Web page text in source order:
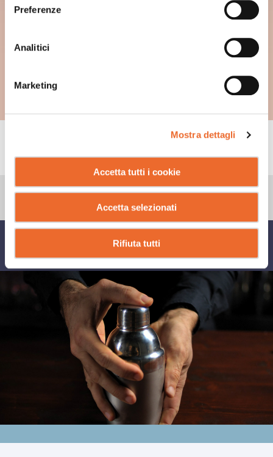
Preferenze
Analitici
Marketing
Mostra dettagli
Accetta tutti i cookie
Accetta selezionati
Rifiuta tutti